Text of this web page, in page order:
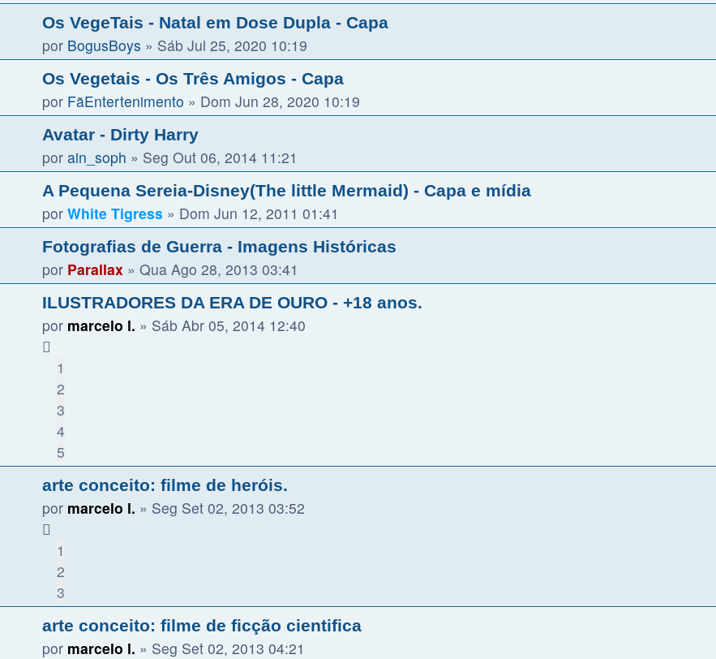
Os VegeTais - Natal em Dose Dupla - Capa
por BogusBoys » Sáb Jul 25, 2020 10:19
Os Vegetais - Os Três Amigos - Capa
por FãEntertenimento » Dom Jun 28, 2020 10:19
Avatar - Dirty Harry
por ain_soph » Seg Out 06, 2014 11:21
A Pequena Sereia-Disney(The little Mermaid) - Capa e mídia
por White Tigress » Dom Jun 12, 2011 01:41
Fotografias de Guerra - Imagens Históricas
por Parallax » Qua Ago 28, 2013 03:41
ILUSTRADORES DA ERA DE OURO - +18 anos.
por marcelo l. » Sáb Abr 05, 2014 12:40
1
2
3
4
5
arte conceito: filme de heróis.
por marcelo l. » Seg Set 02, 2013 03:52
1
2
3
arte conceito: filme de ficção cientifica
por marcelo l. » Seg Set 02, 2013 04:21